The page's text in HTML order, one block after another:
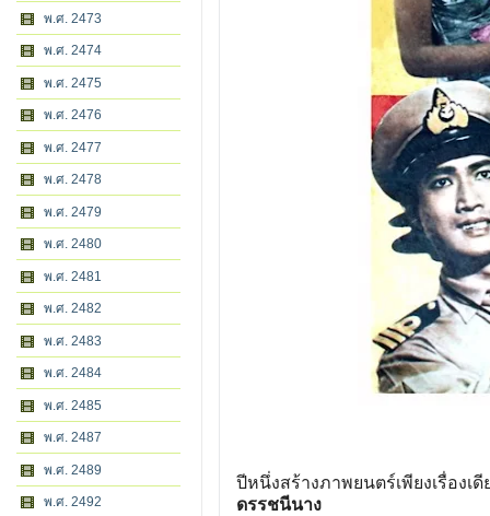
พ.ศ. 2473
พ.ศ. 2474
พ.ศ. 2475
พ.ศ. 2476
พ.ศ. 2477
พ.ศ. 2478
พ.ศ. 2479
พ.ศ. 2480
พ.ศ. 2481
พ.ศ. 2482
พ.ศ. 2483
พ.ศ. 2484
พ.ศ. 2485
พ.ศ. 2487
พ.ศ. 2489
พ.ศ. 2492
ปีหนึ่งสร้างภาพยนตร์เพียงเรื่องเ
ดรรชนีนาง